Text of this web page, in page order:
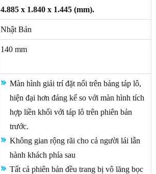
4.885 x 1.840 x 1.445 (mm).
Nhật Bản
140 mm
Màn hình giải trí đặt nổi trên bảng táp lô,
hiện đại hơn đáng kể so với màn hình tích
hợp liền khối với táp lô trên phiên bản
trước.
Không gian rộng rãi cho cả người lái lẫn
hành khách phía sau
Tất cả phiên bản đều trang bị vô lăng bọc